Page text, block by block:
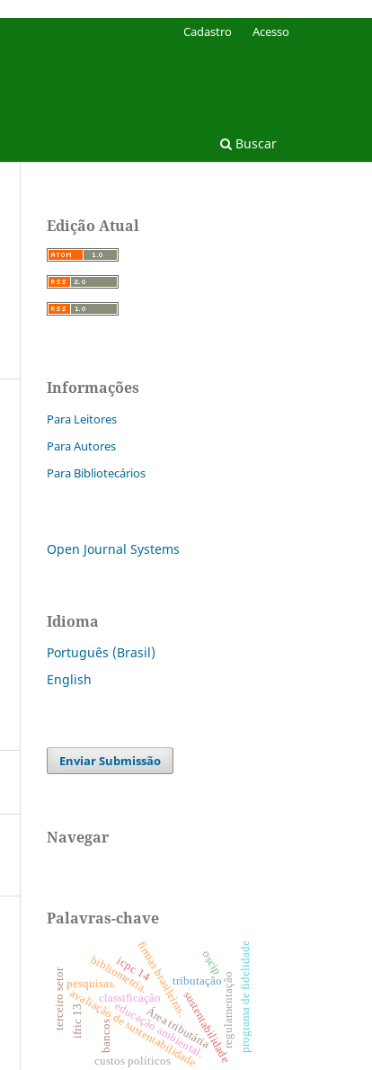
Buscar
Cadastro Acesso
Edição Atual
Informações
Para Leitores
Para Autores
Para Bibliotecários
Open Journal Systems
Idioma
Português (Brasil)
English
Enviar Submissão
Navegar
Palavras-chave
classificação
Área tributária
tributação
firmas brasileiras.
avaliação de sustentabilidade
bibliometria.
bancos regulamentação
pesquisas.
terceiro setor
oscip
sustentabilidade
educação ambiental.
custos políticos
ifric 13 programa de fidelidade
icpc 14